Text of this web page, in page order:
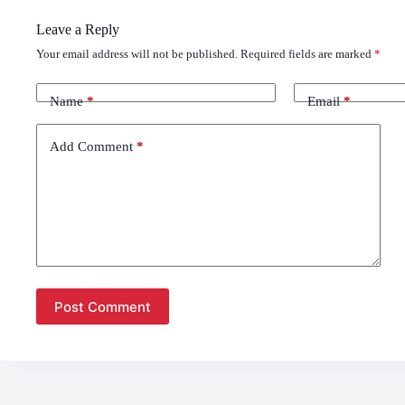
Leave a Reply
Your email address will not be published. Required fields are marked *
Name* Email*
Add Comment *
Post Comment